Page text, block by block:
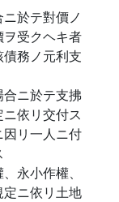
於テ對價ノ
受クヘキ者
務ノ元利支
ニ於テ支拂
依リ交付ス
リ一人ニ付
永小作權、
ニ依リ土地